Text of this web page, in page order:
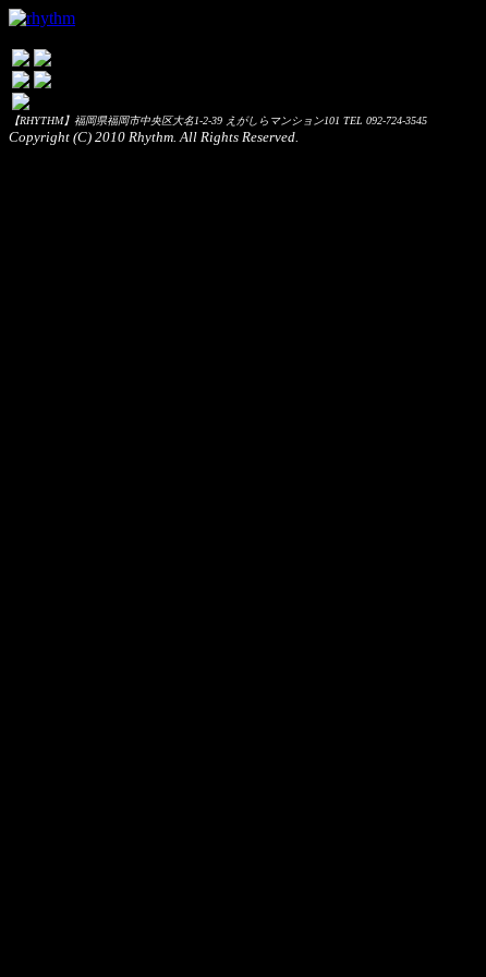
【RHYTHM】福岡県福岡市中央区大名1-2-39 えがしらマンション101 TEL 092-724-3545
Copyright (C) 2010 Rhythm. All Rights Reserved.